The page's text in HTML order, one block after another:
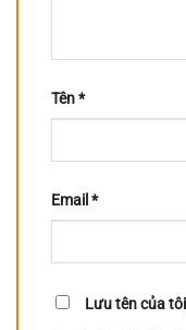
Tên*
Email *
Lưu tên của